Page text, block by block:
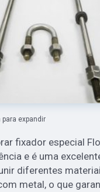
expandir
fixador especial
e é uma
diferentes
metal, o que